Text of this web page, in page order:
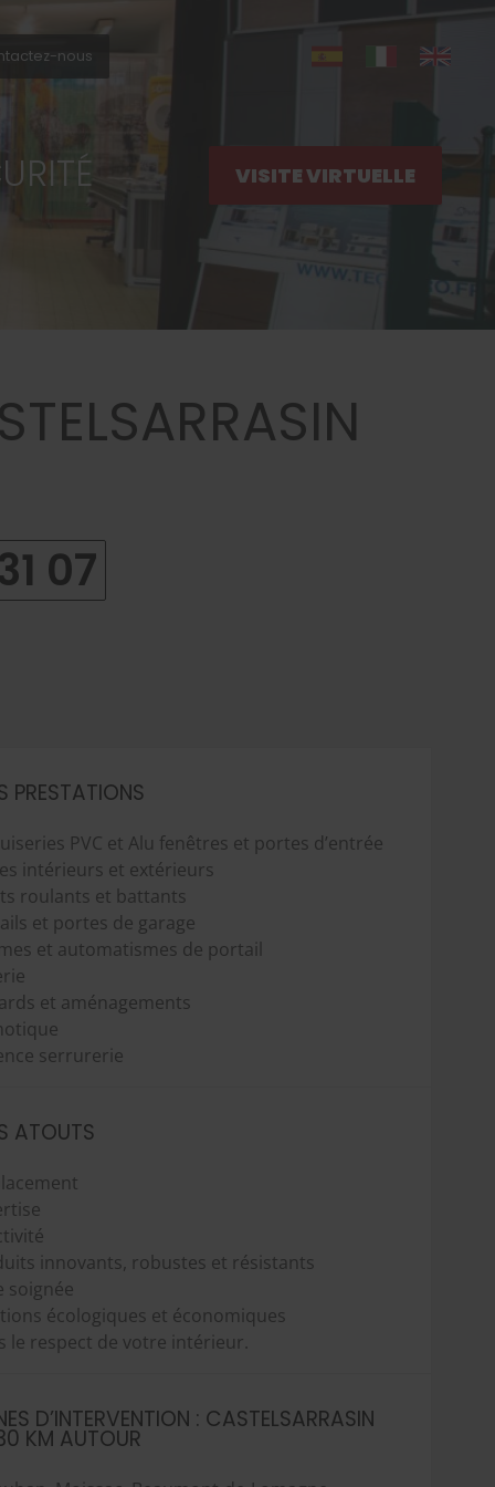
VISITE VIRTUELLE
nous
07
PRESTATIONS
PVC et Alu fenêtres et portes d’entrée
intérieurs et extérieurs
roulants et battants
et portes de garage
et automatismes de portail
et aménagements
serrurerie
ATOUTS
innovants, robustes et résistants
soignée
écologiques et économiques
le respect de votre intérieur.
D’INTERVENTION : CASTELSARRASIN
KM AUTOUR